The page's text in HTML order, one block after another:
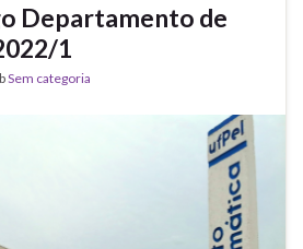
Departamento de
1
Sem categoria